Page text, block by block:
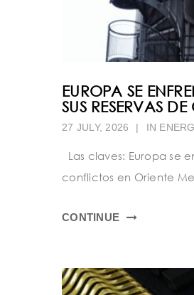
EUROPA SE
SUS RESERVAS
27 JULY, 2026 | IN
Las claves: Europa se
conflictos en Oriente
CONTINUE